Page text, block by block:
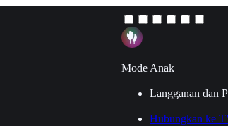
Mode Anak
Langganan dan
Hubungkan ke